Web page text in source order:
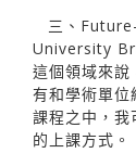
三、
University
這個領域來說
有和學術單位
課程之中，我
的上課方式。